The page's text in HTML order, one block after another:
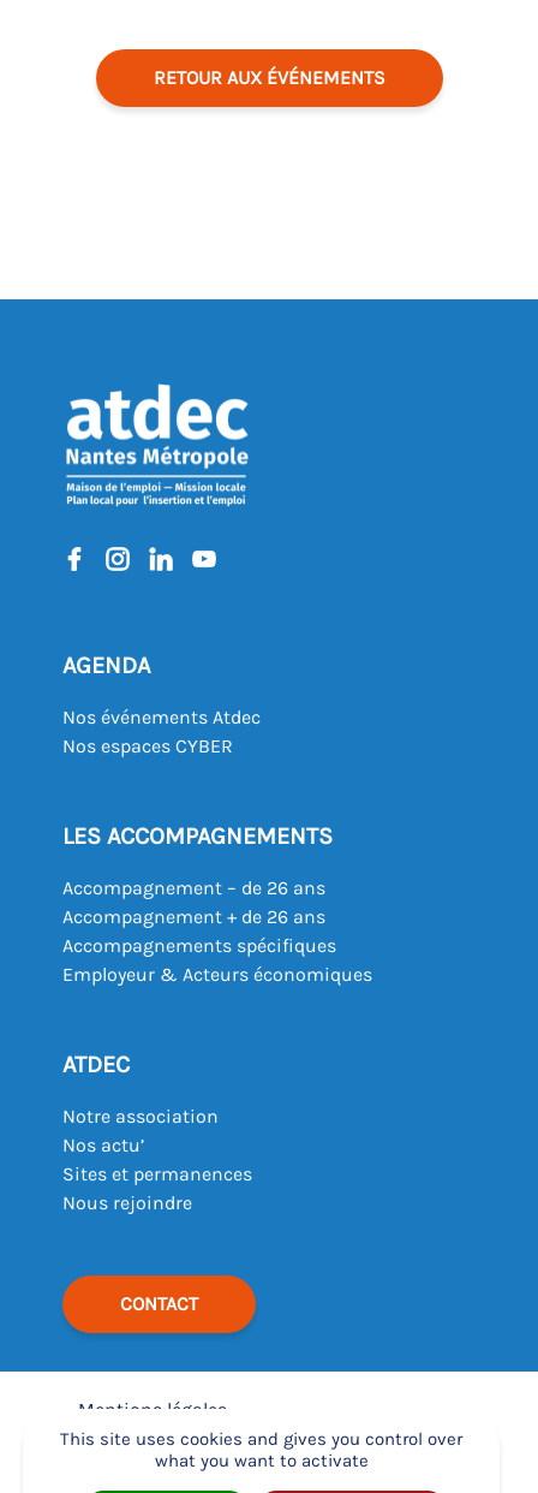
RETOUR AUX ÉVÉNEMENTS
AGENDA
Nos événements Atdec
Nos espaces CYBER
LES ACCOMPAGNEMENTS
Accompagnement – de 26 ans
Accompagnement + de 26 ans
Accompagnements spécifiques
Employeur & Acteurs économiques
ATDEC
Notre association
Nos actu’
Sites et permanences
Nous rejoindre
CONTACT
Mentions légales
–
Déclaration d’accessibilité
This site uses cookies and gives you control over
what you want to activate